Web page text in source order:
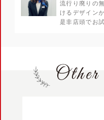
流行り廃りの
けるデザイン
是非店頭でお